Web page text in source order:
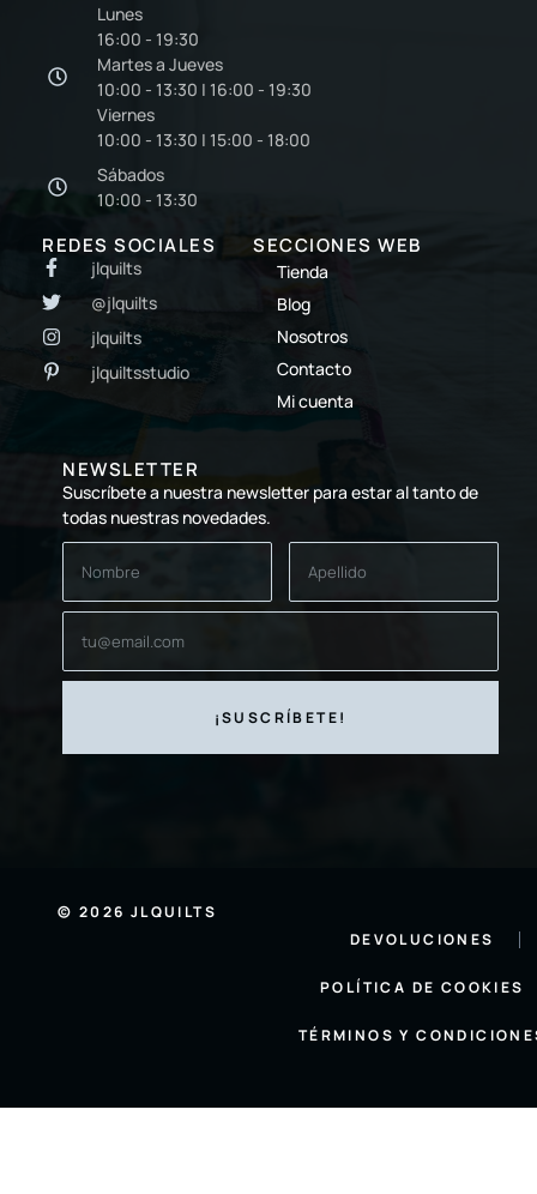
Lunes
16:00 - 19:30
Martes a Jueves
10:00 - 13:30 | 16:00 - 19:30
Viernes
10:00 - 13:30 | 15:00 - 18:00
Sábados
10:00 - 13:30
REDES SOCIALES
jlquilts
@jlquilts
jlquilts
jlquiltsstudio
SECCIONES WEB
Tienda
Blog
Nosotros
Contacto
Mi cuenta
NEWSLETTER
Suscríbete a nuestra newsletter para estar al tanto de
todas nuestras novedades.
© 2026 JLQUILTS
DEVOLUCIONES
POLÍTICA DE COOKIES
TÉRMINOS Y